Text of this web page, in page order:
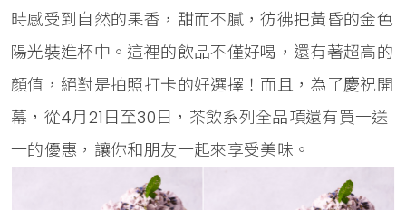
時感受到自然的果香，甜而不膩，彷彿把黃昏的金色
陽光裝進杯中。這裡的飲品不僅好喝，還有著超高的
顏值，絕對是拍照打卡的好選擇！而且，為了慶祝開
幕，從4月21日至30日，茶飲系列全品項還有買一送
一的優惠，讓你和朋友一起來享受美味。